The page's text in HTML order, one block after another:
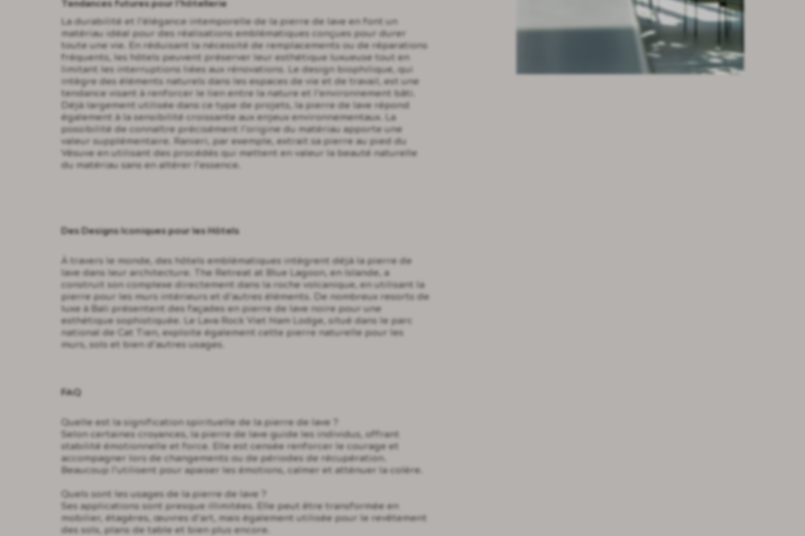
Tendances futures pour l’hôtellerie
La durabilité et l’élégance intemporelle de la pierre de lave en font un
matériau idéal pour des réalisations emblématiques conçues pour durer
toute une vie. En réduisant la nécessité de remplacements ou de réparations
fréquents, les hôtels peuvent préserver leur esthétique luxueuse tout en
limitant les interruptions liées aux rénovations. Le design biophilique, qui
intègre des éléments naturels dans les espaces de vie et de travail, est une
tendance visant à renforcer le lien entre la nature et l’environnement bâti.
Déjà largement utilisée dans ce type de projets, la pierre de lave répond
également à la sensibilité croissante aux enjeux environnementaux. La
possibilité de connaître précisément l’origine du matériau apporte une
valeur supplémentaire. Ranieri, par exemple, extrait sa pierre au pied du
Vésuve en utilisant des procédés qui mettent en valeur la beauté naturelle
du matériau sans en altérer l’essence.
Des Designs Iconiques pour les Hôtels
À travers le monde, des hôtels emblématiques intègrent déjà la pierre de
lave dans leur architecture. The Retreat at Blue Lagoon, en Islande, a
construit son complexe directement dans la roche volcanique, en utilisant la
pierre pour les murs intérieurs et d’autres éléments. De nombreux resorts de
luxe à Bali présentent des façades en pierre de lave noire pour une
esthétique sophistiquée. Le Lava Rock Viet Nam Lodge, situé dans le parc
national de Cat Tien, exploite également cette pierre naturelle pour les
murs, sols et bien d’autres usages.
FAQ
Quelle est la signification spirituelle de la pierre de lave ?
Selon certaines croyances, la pierre de lave guide les individus, offrant
stabilité émotionnelle et force. Elle est censée renforcer le courage et
accompagner lors de changements ou de périodes de récupération.
Beaucoup l’utilisent pour apaiser les émotions, calmer et atténuer la colère.
Quels sont les usages de la pierre de lave ?
Ses applications sont presque illimitées. Elle peut être transformée en
mobilier, étagères, œuvres d’art, mais également utilisée pour le revêtement
des sols, plans de table et bien plus encore.